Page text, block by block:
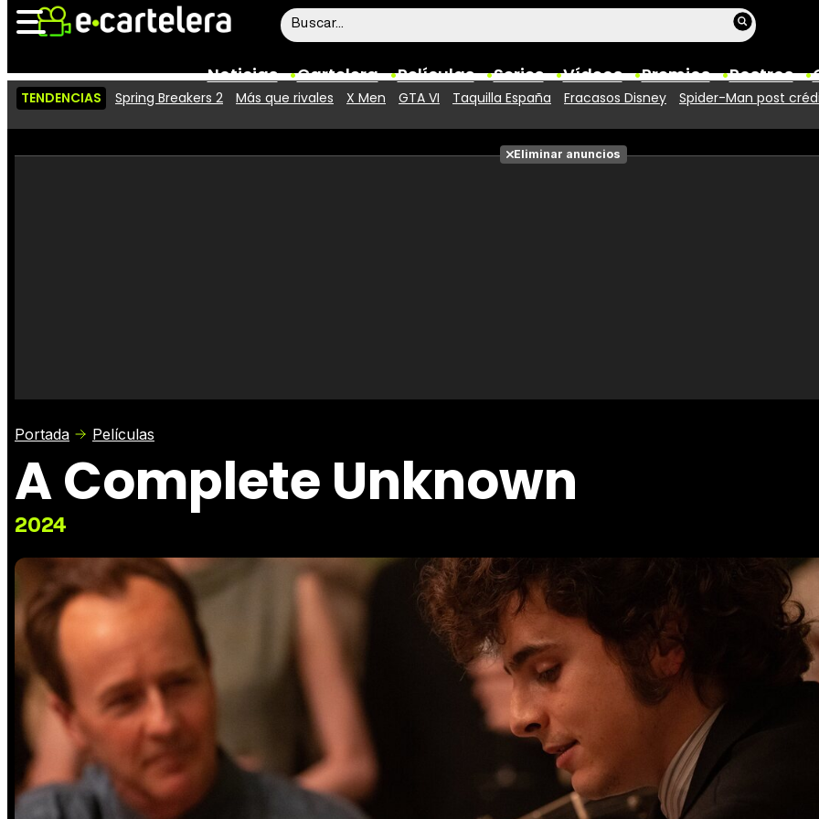
Noticias Cartelera Películas Series Vídeos Premios Rostros
Vídeos
Taquilla
Fotos
TENDENCIAS Spring Breakers 2 Más que rivales X Men GTA VI Taquilla España Fracasos Disney Spider-Man post
Eliminar anuncios
Portada Películas
A Complete Unknown
2024